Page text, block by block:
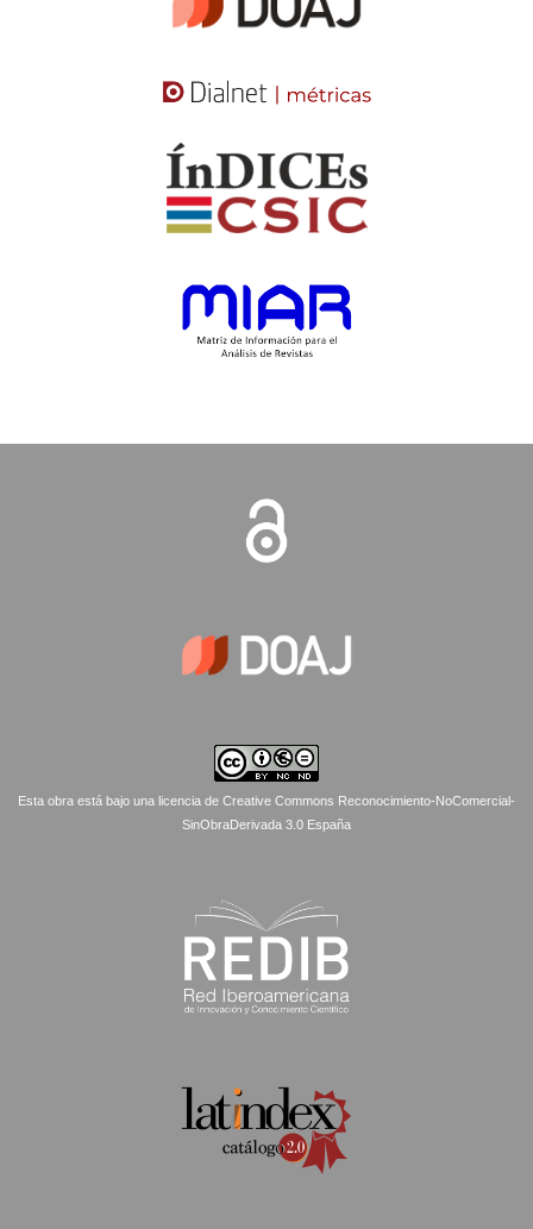
Esta obra está bajo una licencia de Creative Commons Reconocimiento-NoComercial-
SinObraDerivada 3.0 España